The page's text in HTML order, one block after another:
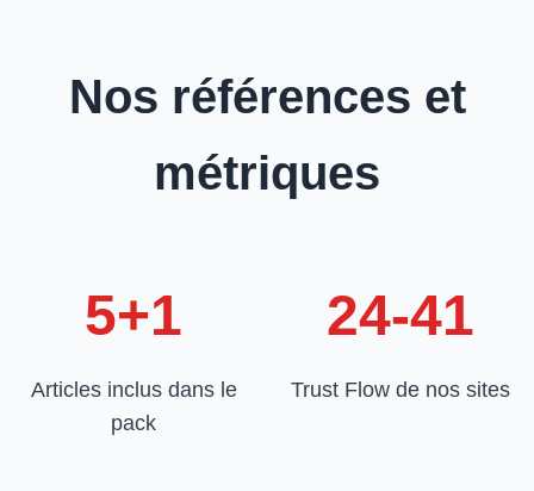
Nos références et
métriques
5+1
Articles inclus dans le
pack
24-41
Trust Flow de nos sites